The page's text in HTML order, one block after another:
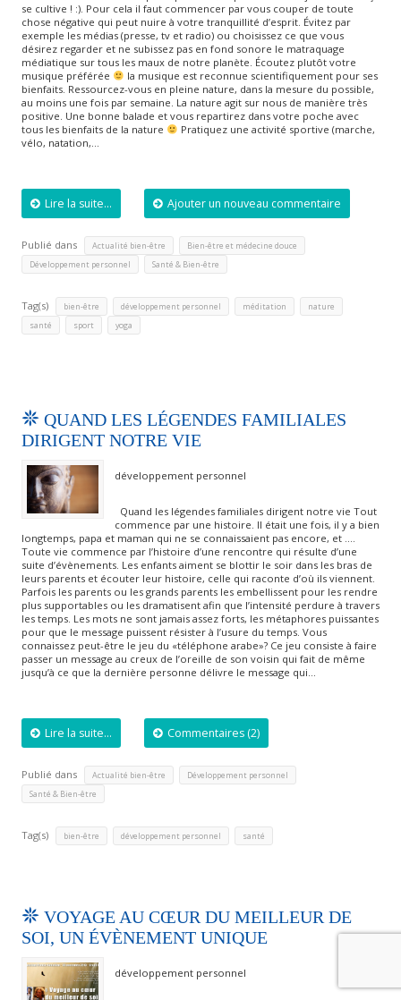
se cultive ! :). Pour cela il faut commencer par vous couper de toute
chose négative qui peut nuire à votre tranquillité d’esprit. Évitez par
exemple les médias (presse, tv et radio) ou choisissez ce que vous
désirez regarder et ne subissez pas en fond sonore le matraquage
médiatique sur tous les maux de notre planète. Écoutez plutôt votre
musique préférée
la musique est reconnue scientifiquement pour ses
bienfaits. Ressourcez-vous en pleine nature, dans la mesure du possible,
au moins une fois par semaine. La nature agit sur nous de manière très
positive. Une bonne balade et vous repartirez dans votre poche avec
tous les bienfaits de la nature
Pratiquez une activité sportive (marche,
vélo, natation,…
Lire la suite... Ajouter un nouveau commentaire
Publié dans Actualité bien-être Bien-être et médecine douce
Développement personnel Santé & Bien-être
Tag(s) bien-être développement personnel méditation nature
santé sport yoga
QUAND LES LÉGENDES FAMILIALES
DIRIGENT NOTRE VIE
développement personnel
Quand les légendes familiales dirigent notre vie Tout
commence par une histoire. Il était une fois, il y a bien
longtemps, papa et maman qui ne se connaissaient pas encore, et ….
Toute vie commence par l’histoire d’une rencontre qui résulte d’une
suite d’évènements. Les enfants aiment se blottir le soir dans les bras de
leurs parents et écouter leur histoire, celle qui raconte d’où ils viennent.
Parfois les parents ou les grands parents les embellissent pour les rendre
plus supportables ou les dramatisent afin que l’intensité perdure à travers
les temps. Les mots ne sont jamais assez forts, les métaphores puissantes
pour que le message puissent résister à l’usure du temps. Vous
connaissez peut-être le jeu du «téléphone arabe»? Ce jeu consiste à faire
passer un message au creux de l’oreille de son voisin qui fait de même
jusqu’à ce que la dernière personne délivre le message qui…
Lire la suite... Commentaires (2)
Publié dans Actualité bien-être Développement personnel
Santé & Bien-être
Tag(s) bien-être développement personnel santé
VOYAGE AU CŒUR DU MEILLEUR DE
SOI, UN ÉVÈNEMENT UNIQUE
développement personnel